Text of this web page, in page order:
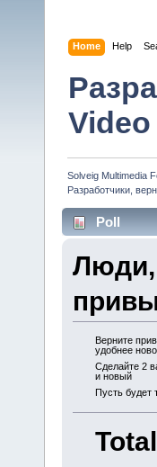
Home Help
Solveig Multimedia
Разработчики,
Poll
Люди,
Верните
удобнее
Сделайте 2
и новый
Пусть будет